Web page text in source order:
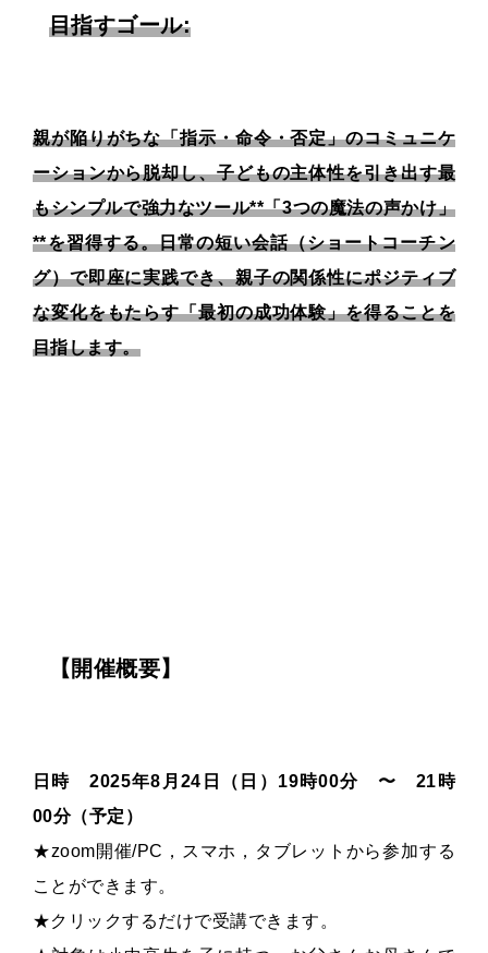
目指すゴール:
親が陥りがちな「指示・命令・否定」のコミュニケ
ーションから脱却し、子どもの主体性を引き出す最
もシンプルで強力なツール**「3つの魔法の声かけ」
**を習得する。日常の短い会話（ショートコーチン
グ）で即座に実践でき、親子の関係性にポジティブ
な変化をもたらす「最初の成功体験」を得ることを
目指します。
【開催概要】
日時 2025年8月24日（日）19時00分 〜 21時
00分（予定）
★zoom開催/PC，スマホ，タブレットから参加する
ことができます。
★クリックするだけで受講できます。